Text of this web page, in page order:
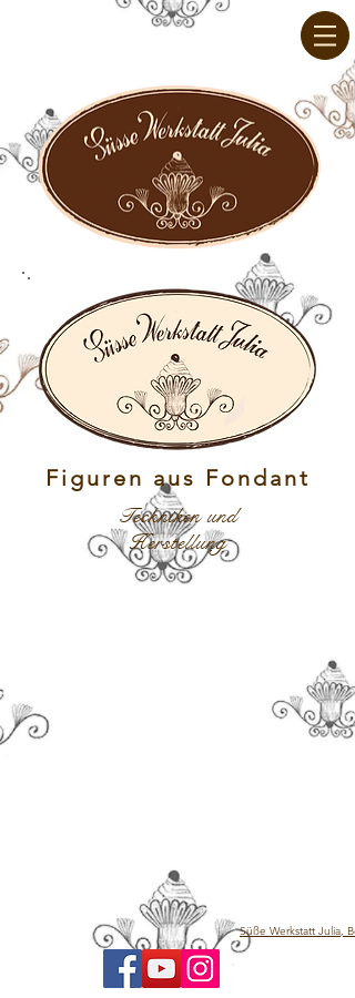
Figuren aus Fondant
Techniken und
Herstellung
Süße Werkstatt Julia,